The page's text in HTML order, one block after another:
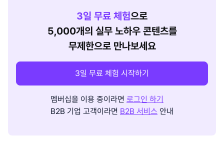
3일 무료 체험으로
5,000개의 실무 노하우 콘텐츠를
무제한으로 만나보세요
3일 무료 체험 시작하기
멤버십을 이용 중이라면 로그인 하기
B2B 기업 고객이라면 B2B 서비스 안내